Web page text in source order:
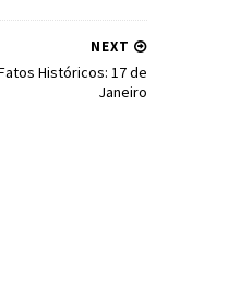
NEXT
Históricos: 17 de
Janeiro